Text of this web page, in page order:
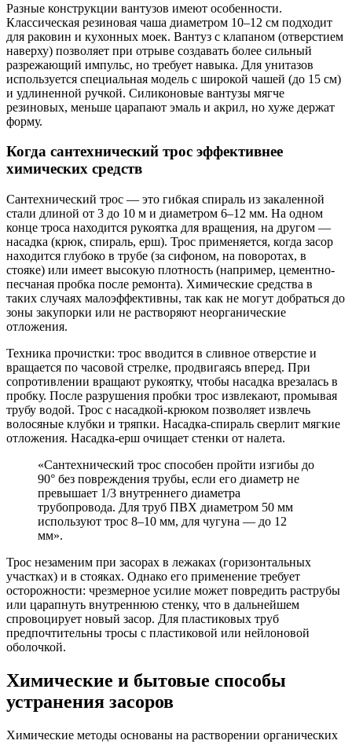
Разные конструкции вантузов имеют особенности.
Классическая резиновая чаша диаметром 10–12 см подходит
для раковин и кухонных моек. Вантуз с клапаном (отверстием
наверху) позволяет при отрыве создавать более сильный
разрежающий импульс, но требует навыка. Для унитазов
используется специальная модель с широкой чашей (до 15 см)
и удлиненной ручкой. Силиконовые вантузы мягче
резиновых, меньше царапают эмаль и акрил, но хуже держат
форму.
Когда сантехнический трос эффективнее
химических средств
Сантехнический трос — это гибкая спираль из закаленной
стали длиной от 3 до 10 м и диаметром 6–12 мм. На одном
конце троса находится рукоятка для вращения, на другом —
насадка (крюк, спираль, ерш). Трос применяется, когда засор
находится глубоко в трубе (за сифоном, на поворотах, в
стояке) или имеет высокую плотность (например, цементно-
песчаная пробка после ремонта). Химические средства в
таких случаях малоэффективны, так как не могут добраться до
зоны закупорки или не растворяют неорганические
отложения.
Техника прочистки: трос вводится в сливное отверстие и
вращается по часовой стрелке, продвигаясь вперед. При
сопротивлении вращают рукоятку, чтобы насадка врезалась в
пробку. После разрушения пробки трос извлекают, промывая
трубу водой. Трос с насадкой-крюком позволяет извлечь
волосяные клубки и тряпки. Насадка-спираль сверлит мягкие
отложения. Насадка-ерш очищает стенки от налета.
«Сантехнический трос способен пройти изгибы до
90° без повреждения трубы, если его диаметр не
превышает 1/3 внутреннего диаметра
трубопровода. Для труб ПВХ диаметром 50 мм
используют трос 8–10 мм, для чугуна — до 12
мм».
Трос незаменим при засорах в лежаках (горизонтальных
участках) и в стояках. Однако его применение требует
осторожности: чрезмерное усилие может повредить раструбы
или царапнуть внутреннюю стенку, что в дальнейшем
спровоцирует новый засор. Для пластиковых труб
предпочтительны тросы с пластиковой или нейлоновой
оболочкой.
Химические и бытовые способы
устранения засоров
Химические методы основаны на растворении органических